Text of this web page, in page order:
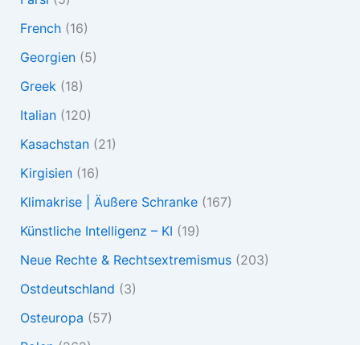
French(16)
Georgien(5)
Greek (18)
Italian(120)
Kasachstan(21)
Kirgisien(16)
Klimakrise | Äußere Schranke(167)
Künstliche Intelligenz – KI (19)
Neue Rechte & Rechtsextremismus(203)
Ostdeutschland (3)
Osteuropa (57)